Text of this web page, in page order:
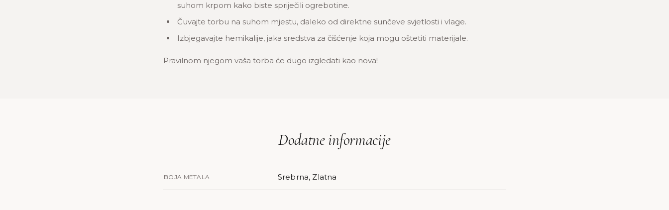
suhom krpom kako biste spriječili ogrebotine.
Čuvajte torbu na suhom mjestu, daleko od direktne sunčeve svjetlosti i vlage.
Izbjegavajte hemikalije, jaka sredstva za čišćenje koja mogu oštetiti materijale.
Pravilnom njegom vaša torba će dugo izgledati kao nova!
Dodatne informacije
BOJA METALA Srebrna, Zlatna